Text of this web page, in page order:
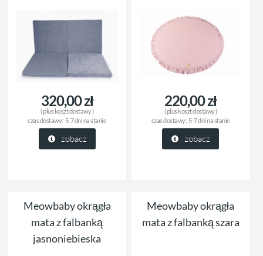
320,00 zł
( pluskoszt dostawy)
czas dostawy: 5-7 dni na stanie
zobacz
220,00 zł
( pluskoszt dostawy)
czas dostawy: 5-7 dni na stanie
zobacz
Meowbaby okrągła
mata z falbanką
jasnoniebieska
Meowbaby okrągła
mata z falbanką szara